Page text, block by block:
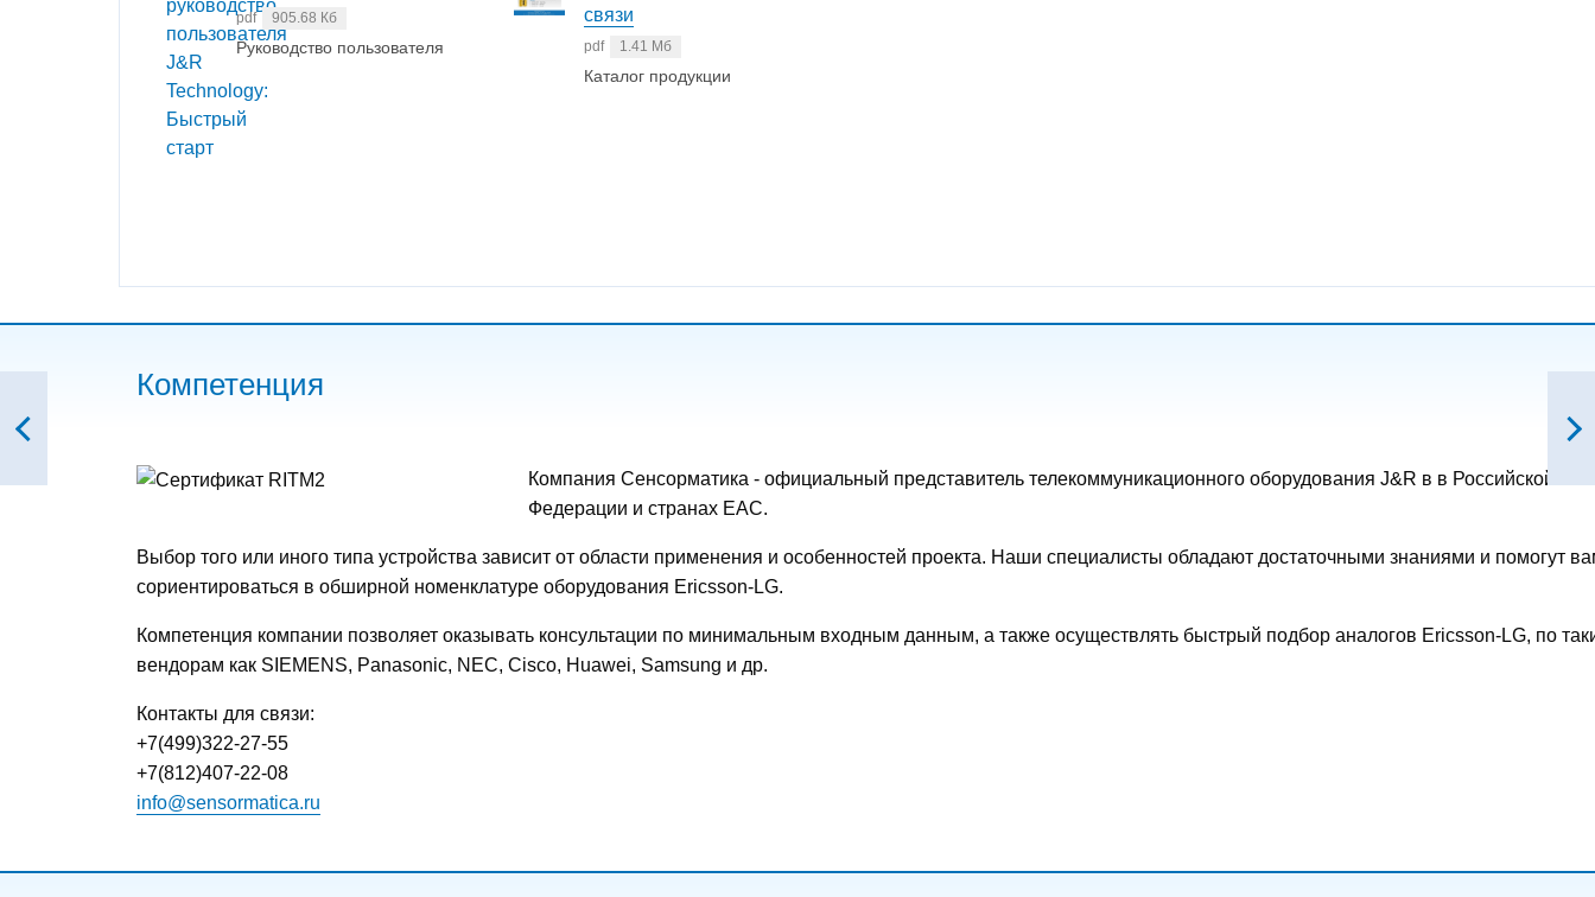
pdf 905.68 Кб
Руководство пользователя
связи
pdf 1.41 Мб
Каталог продукции
Компетенция
Компания Сенсорматика - официальный представитель телекоммуникационного оборудования J&R в в Российской
Федерации и странах ЕAС.
Выбор того или иного типа устройства зависит от области применения и особенностей проекта. Наши специалисты обладают достаточными знаниями и помогут
сориентироваться в обширной номенклатуре оборудования Ericsson-LG.
Компетенция компании позволяет оказывать консультации по минимальным входным данным, а также осуществлять быстрый подбор аналогов Ericsson-LG, по
вендорам как SIEMENS, Panasonic, NEC, Cisco, Huawei, Samsung и др.
Контакты для связи:
+7(499)322-27-55
+7(812)407-22-08
info@sensormatica.ru